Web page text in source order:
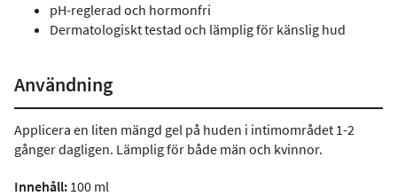
pH-reglerad och hormonfri
Dermatologiskt testad och lämplig för känslig hud
Användning
Applicera en liten mängd gel på huden i intimområdet 1-2
gånger dagligen. Lämplig för både män och kvinnor.
Innehåll: 100 ml